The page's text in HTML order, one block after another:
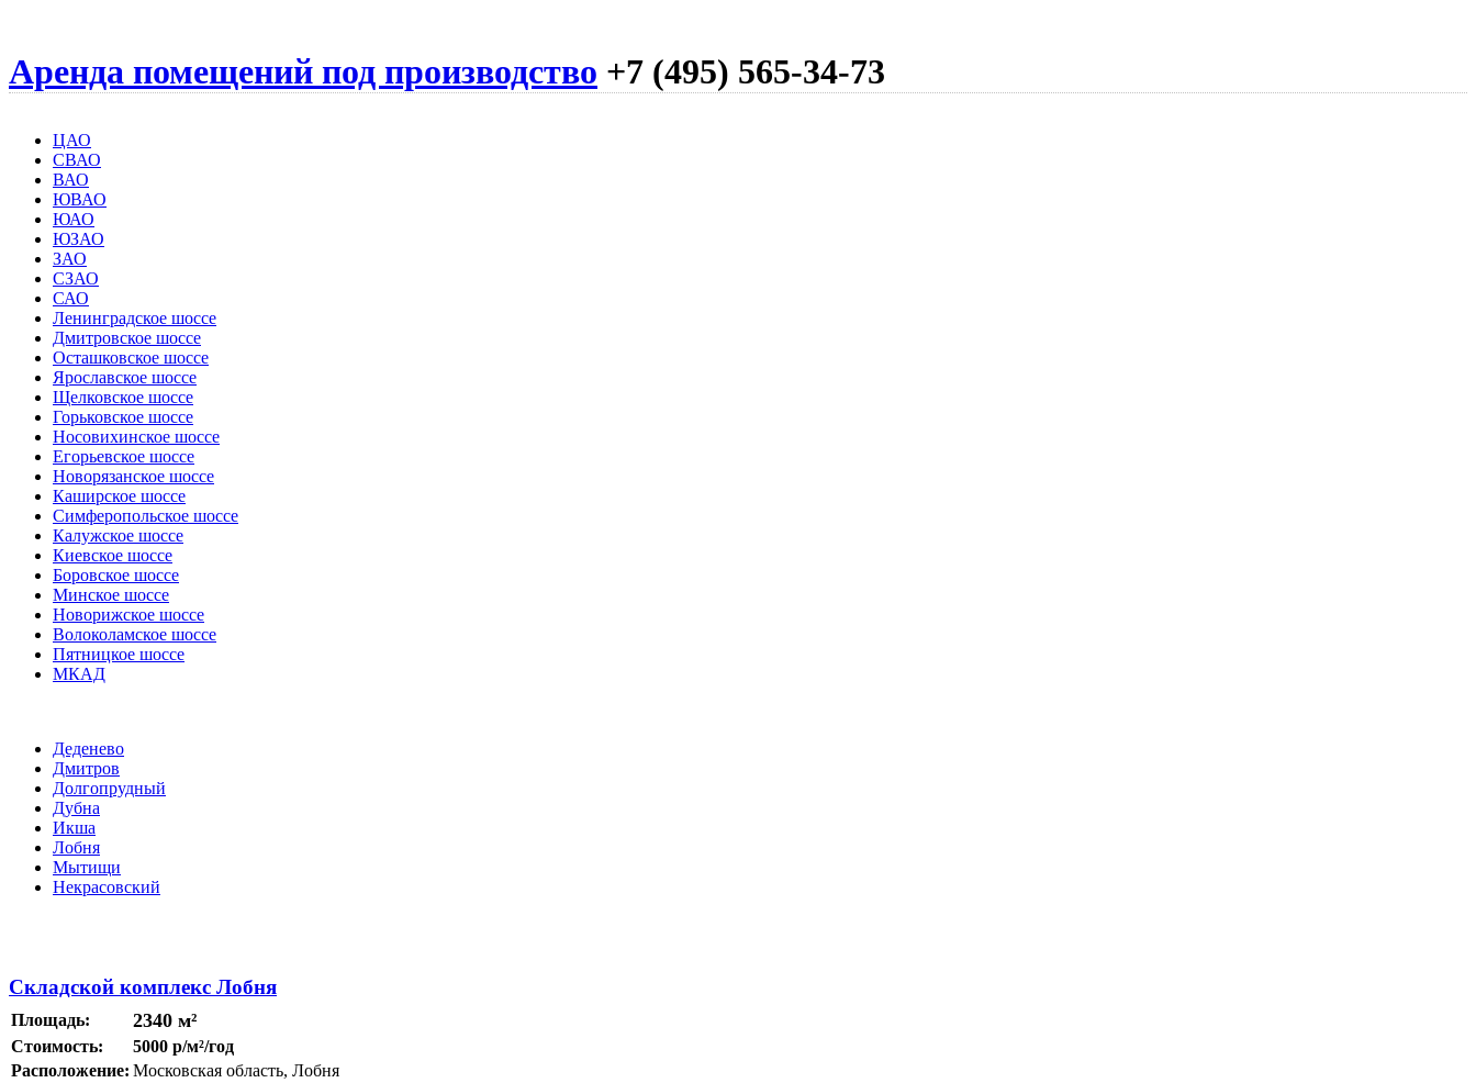
Аренда помещений под производство +7 (495) 565-34-73
ЦАО
СВАО
ВАО
ЮВАО
ЮАО
ЮЗАО
ЗАО
СЗАО
САО
Ленинградское шоссе
Дмитровское шоссе
Осташковское шоссе
Ярославское шоссе
Щелковское шоссе
Горьковское шоссе
Носовихинское шоссе
Егорьевское шоссе
Новорязанское шоссе
Каширское шоссе
Симферопольское шоссе
Калужское шоссе
Киевское шоссе
Боровское шоссе
Минское шоссе
Новорижское шоссе
Волоколамское шоссе
Пятницкое шоссе
МКАД
Деденево
Дмитров
Долгопрудный
Дубна
Икша
Лобня
Мытищи
Некрасовский
Складской комплекс Лобня
Площадь: 2340 м²
Стоимость:
5000 р/м²/год
Расположение: Московская область, Лобня